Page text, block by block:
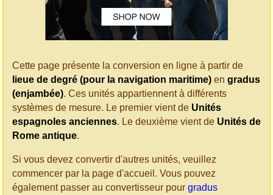
Cette page présente la conversion en ligne à partir de
lieue de degré (pour la navigation maritime) en gradus
(enjambée). Ces unités appartiennent à différents
systèmes de mesure. Le premier vient de Unités
espagnoles anciennes. Le deuxième vient de Unités de
Rome antique.
Si vous devez convertir d'autres unités, veuillez
commencer par la page d'accueil. Vous pouvez
également passer au convertisseur pour gradus